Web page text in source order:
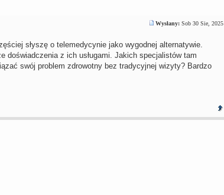
Wysłany:Sob 30 Sie, 2025
słyszę o telemedycynie jako wygodnej alternatywie.
doświadczenia z ich usługami. Jakich specjalistów tam
swój problem zdrowotny bez tradycyjnej wizyty? Bardzo